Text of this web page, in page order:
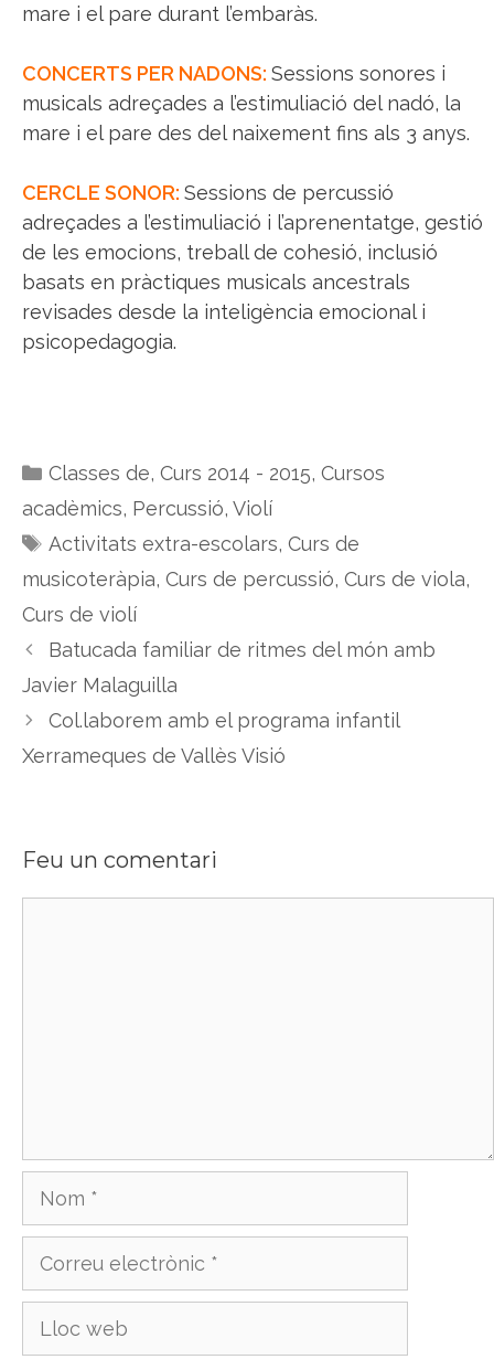
mare i el pare durant l’embaràs.
CONCERTS PER NADONS: Sessions sonores i
musicals adreçades a l’estimuliació del nadó, la
mare i el pare des del naixement fins als 3 anys.
CERCLE SONOR: Sessions de percussió
adreçades a l’estimuliació i l’aprenentatge, gestió
de les emocions, treball de cohesió, inclusió
basats en pràctiques musicals ancestrals
revisades desde la inteligència emocional i
psicopedagogia.
Categories
Classes de, Curs 2014 - 2015, Cursos
acadèmics, Percussió, Violí
Etiquetes
Activitats extra-escolars, Curs de
musicoteràpia, Curs de percussió, Curs de viola,
Curs de violí
Batucada familiar de ritmes del món amb
Javier Malaguilla
Col.laborem amb el programa infantil
Xerrameques de Vallès Visió
Feu un comentari
Lloc